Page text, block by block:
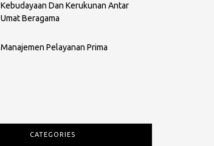
Kebudayaan Dan Kerukunan Antar
Umat Beragama
Manajemen Pelayanan Prima
CATEGORIES